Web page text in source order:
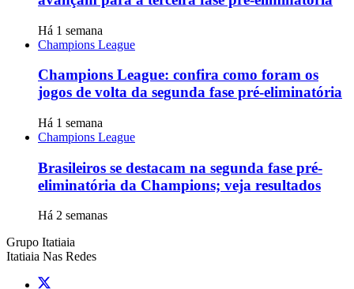
Há 1 semana
Champions League
Champions League: confira como foram os
jogos de volta da segunda fase pré-eliminatória
Há 1 semana
Champions League
Brasileiros se destacam na segunda fase pré-
eliminatória da Champions; veja resultados
Há 2 semanas
Grupo Itatiaia
Itatiaia Nas Redes